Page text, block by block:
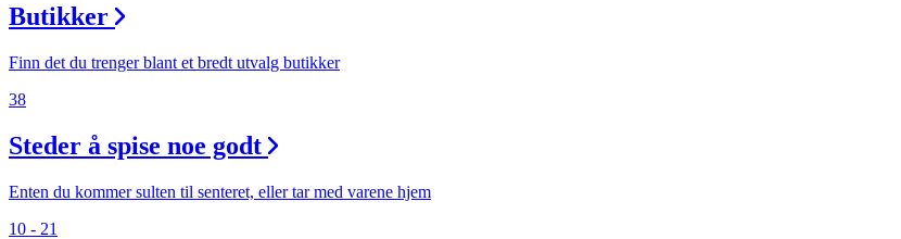
Søk
Butikker
Finn det du trenger blant et bredt utvalg butikker
38
Steder å spise noe godt
Enten du kommer sulten til senteret, eller tar med varene hjem
10 - 21